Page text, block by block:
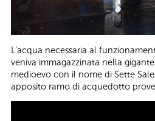
L’acqua necessaria al
veniva immagazzinata nella
medioevo con il nome di Sette
apposito ramo di acquedotto